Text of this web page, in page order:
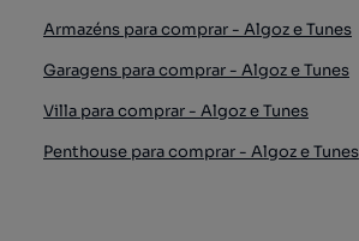
Armazéns para comprar - Algoz e Tunes
Garagens para comprar - Algoz e Tunes
Villa para comprar - Algoz e Tunes
Penthouse para comprar - Algoz e Tunes